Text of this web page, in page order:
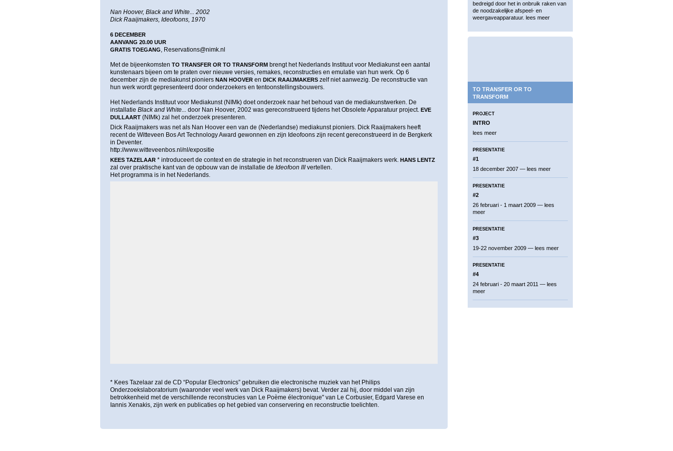
Nan Hoover, Black and White... 2002
Dick Raaijmakers, Ideofoons, 1970
6 DECEMBER
AANVANG 20.00 UUR
GRATIS TOEGANG, Reservations@nimk.nl
Met de bijeenkomsten TO TRANSFER OR TO TRANSFORM brengt het Nederlands Instituut voor Mediakunst een aantal
kunstenaars bijeen om te praten over nieuwe versies, remakes, reconstructies en emulatie van hun werk. Op 6
december zijn de mediakunst pioniers NAN HOOVER en DICK RAAIJMAKERS zelf niet aanwezig. De reconstructie van
hun werk wordt gepresenteerd door onderzoekers en tentoonstellingsbouwers.
Het Nederlands Instituut voor Mediakunst (NIMk) doet onderzoek naar het behoud van de mediakunstwerken. De
installatie Black and White... door Nan Hoover, 2002 was gereconstrueerd tijdens het Obsolete Apparatuur project. EVE
DULLAART (NIMk) zal het onderzoek presenteren.
Dick Raaijmakers was net als Nan Hoover een van de (Nederlandse) mediakunst pioniers. Dick Raaijmakers heeft
recent de Witteveen Bos Art Technology Award gewonnen en zijn Ideofoons zijn recent gereconstrueerd in de Bergkerk
in Deventer.
http://www.witteveenbos.nl/nl/expositie
KEES TAZELAAR * introduceert de context en de strategie in het reconstrueren van Dick Raaijmakers werk. HANS LENTZ
zal over praktische kant van de opbouw van de installatie de Ideofoon IIIvertellen.
Het programma is in het Nederlands.
* Kees Tazelaar zal de CD “Popular Electronics” gebruiken die electronische muziek van het Philips
Onderzoekslaboratorium (waaronder veel werk van Dick Raaijmakers) bevat. Verder zal hij, door middel van zijn
betrokkenheid met de verschillende reconstrucies van Le Poème électronique" van Le Corbusier, Edgard Varese en
Iannis Xenakis, zijn werk en publicaties op het gebied van conservering en reconstructie toelichten.
bedreigd door het in onbruik raken van
de noodzakelijke afspeel- en
weergaveapparatuur. lees meer
TO TRANSFER OR TO
TRANSFORM
PROJECT
INTRO
lees meer
PRESENTATIE
#1
18 december 2007 — lees meer
PRESENTATIE
#2
26 februari - 1 maart 2009 — lees
meer
PRESENTATIE
#3
19-22 november 2009 — lees meer
PRESENTATIE
#4
24 februari - 20 maart 2011 — lees
meer